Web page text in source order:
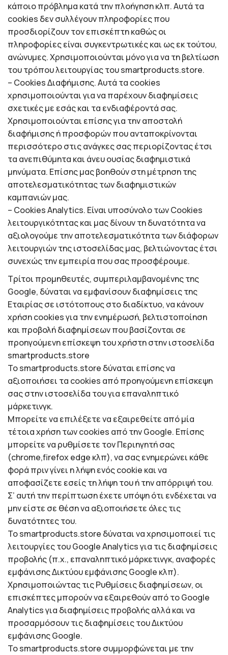
κάποιο πρόβλημα κατά την πλοήγηση κλπ. Αυτά τα
cookies δεν συλλέγουν πληροφορίες που
προσδιορίζουν τον επισκέπτη καθώς οι
πληροφορίες είναι συγκεντρωτικές και ως εκ τούτου,
ανώνυμες. Χρησιμοποιούνται μόνο για να τη βελτίωση
του τρόπου λειτουργίας του smartproducts.store.
– Cookies Διαφήμισης. Αυτά τα cookies
χρησιμοποιούνται για να παρέχουν διαφημίσεις
σχετικές με εσάς και τα ενδιαφέροντά σας.
Χρησιμοποιούνται επίσης για την αποστολή
διαφήμισης ή προσφορών που ανταποκρίνονται
περισσότερο στις ανάγκες σας περιορίζοντας έτσι
τα ανεπιθύμητα και άνευ ουσίας διαφημιστικά
μηνύματα. Επίσης μας βοηθούν στη μέτρηση της
αποτελεσματικότητας των διαφημιστικών
καμπανιών μας.
– Cookies Analytics. Είναι υποσύνολο των Cookies
λειτουργικότητας και μας δίνουν τη δυνατότητα να
αξιολογούμε την αποτελεσματικότητα των διάφορων
λειτουργιών της ιστοσελίδας μας, βελτιώνοντας έτσι
συνεχώς την εμπειρία που σας προσφέρουμε.
Τρίτοι προμηθευτές, συμπεριλαμβανομένης της
Google, δύναται να εμφανίσουν διαφημίσεις της
Εταιρίας σε ιστότοπους στο διαδίκτυο, να κάνουν
χρήση cookies για την ενημέρωσή, βελτιστοποίηση
και προβολή διαφημίσεων που βασίζονται σε
προηγούμενη επίσκεψη του χρήστη στην ιστοσελίδα
smartproducts.store
To smartproducts.store δύναται επίσης να
αξιοποιήσει τα cookies από προηγούμενη επίσκεψη
σας στην ιστοσελίδα του για επαναληπτικό
μάρκετινγκ.
Μπορείτε να επιλέξετε να εξαιρεθείτε από μία
τέτοια χρήση των cookies από την Google. Επίσης
μπορείτε να ρυθμίσετε τον Περιηγητή σας
(chrome,firefox edge κλπ), να σας ενημερώνει κάθε
φορά πριν γίνει η λήψη ενός cookie και να
αποφασίζετε εσείς τη λήψη του ή την απόρριψή του.
Σ’ αυτή την περίπτωση έχετε υπόψη ότι ενδέχεται να
μην είστε σε θέση να αξιοποιήσετε όλες τις
δυνατότητες του.
To smartproducts.store δύναται να χρησιμοποιεί τις
λειτουργίες του Google Analytics για τις διαφημίσεις
προβολής (π.χ., επαναληπτικό μάρκετινγκ, αναφορές
εμφάνισης Δικτύου εμφάνισης Google κλπ).
Χρησιμοποιώντας τις Ρυθμίσεις διαφημίσεων, οι
επισκέπτες μπορούν να εξαιρεθούν από το Google
Analytics για διαφημίσεις προβολής αλλά και να
προσαρμόσουν τις διαφημίσεις του Δικτύου
εμφάνισης Google.
To smartproducts.store συμμορφώνεται με την